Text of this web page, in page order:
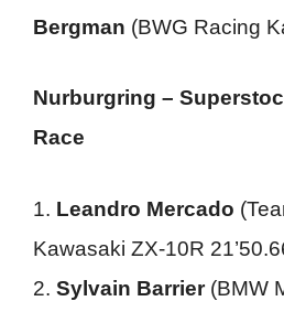
Bergman (BWG Racing
Nurburgring –
Race
1. Leandro Mercado
Kawasaki ZX-10R
2. Sylvain Barrier (BMW